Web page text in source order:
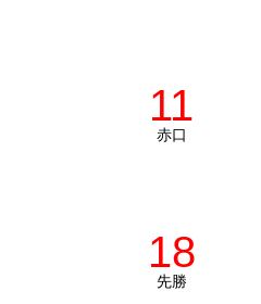
11
赤口
18
先勝